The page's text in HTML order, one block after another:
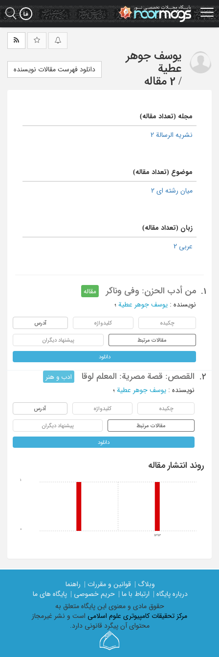
Skip
to
main
یوسف جوهر
عطیة
/ 2 مقاله
دانلود فهرست مقالات نویسنده
مجله (تعداد مقاله)
نشریه الرسالة 2
موضوع (تعداد مقاله)
میان رشته ای 2
زبان (تعداد مقاله)
عربی 2
1. من أدب الحزن: وفی وناکر
مقاله
نویسنده : یوسف جوهر عطیة ؛
چکیده کلیدواژه آدرس
مقالات مرتبط پیشنهاد دیگران
دانلود
2. القصص: قصة مصریة: المعلم لوقا
ادب و هنر
نویسنده : یوسف جوهر عطیة ؛
چکیده کلیدواژه آدرس
مقالات مرتبط پیشنهاد دیگران
دانلود
روند انتشار مقاله
1313
0
1
وبلاگ | قوانین و مقررات |
راهنما
درباره پایگاه |
ارتباط با ما | حریم خصوصی |
پایگاه های ما
حقوق مادی و معنوی اين پايگاه متعلق به
مرکز تحقیقات کامپیوتری علوم اسلامی است و نشر غیرمجاز
محتوای آن پیگرد قانونی دارد.